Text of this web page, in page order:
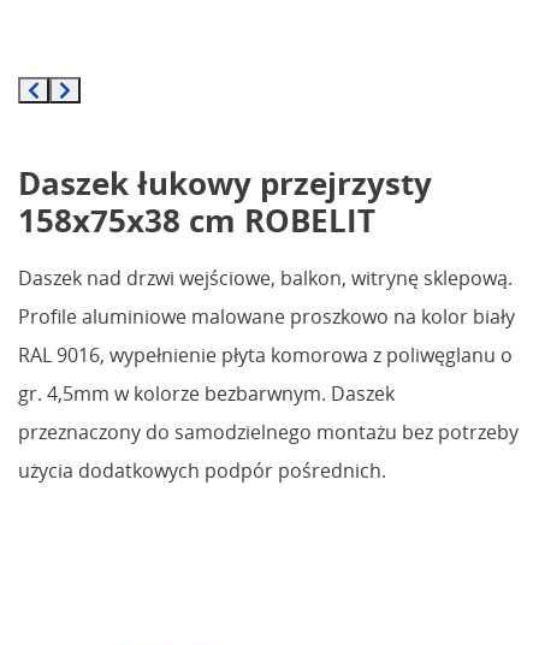
Daszek łukowy przejrzysty
158x75x38 cm ROBELIT
Daszek nad drzwi wejściowe, balkon, witrynę sklepową.
Profile aluminiowe malowane proszkowo na kolor biały
RAL 9016, wypełnienie płyta komorowa z poliwęglanu o
gr. 4,5mm w kolorze bezbarwnym. Daszek
przeznaczony do samodzielnego montażu bez potrzeby
użycia dodatkowych podpór pośrednich.